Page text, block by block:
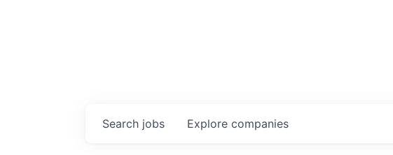
Search jobs Explore companies